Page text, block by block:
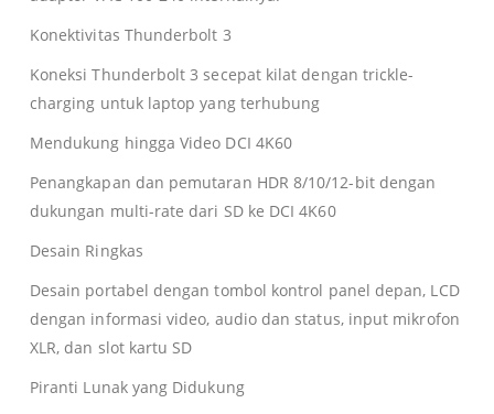
Konektivitas Thunderbolt 3
Koneksi Thunderbolt 3 secepat kilat dengan trickle-
charging untuk laptop yang terhubung
Mendukung hingga Video DCI 4K60
Penangkapan dan pemutaran HDR 8/10/12-bit dengan
dukungan multi-rate dari SD ke DCI 4K60
Desain Ringkas
Desain portabel dengan tombol kontrol panel depan, LCD
dengan informasi video, audio dan status, input mikrofon
XLR, dan slot kartu SD
Piranti Lunak yang Didukung